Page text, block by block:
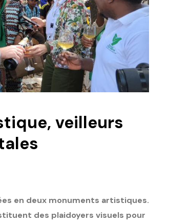
veilleurs
en deux monuments artistiques.
des plaidoyers visuels pour